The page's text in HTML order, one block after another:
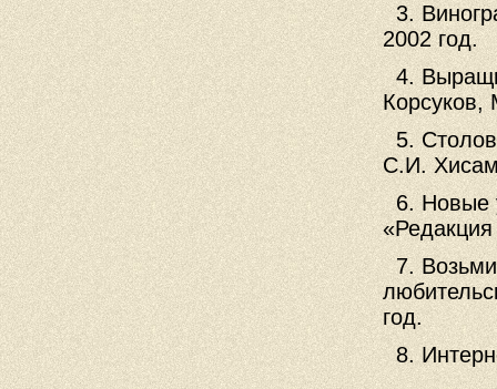
3.
2002 год.
4.
Корсуков,
5.
С.И.
6. Новые
7.
год.
8.